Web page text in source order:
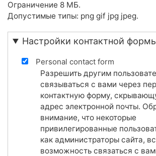
Ограничение 8 МБ.
Допустимые типы: png gif jpg jpeg.
Настройки контактной
Personal contact form
Разрешить другим
связываться с вами через
контактную форму,
адрес электронной почты.
внимание, что некоторые
привилегированные
как администраторы сайта,
возможность связаться с